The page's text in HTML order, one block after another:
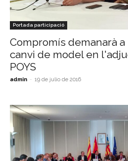
Portada participació
Compromís demanarà
canvi de model en
POYS
admin - 19 de julio de 2016